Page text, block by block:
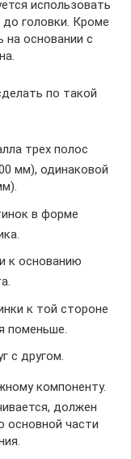
использовать
головки. Кроме
на основании с
по такой
трех полос
мм), одинаковой
в форме
к основанию
к той стороне
поменьше.
с другом.
компоненту.
должен
основной части